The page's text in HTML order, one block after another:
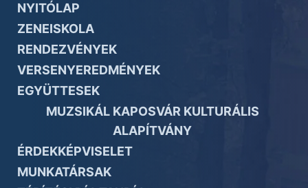
NYITÓLAP
ZENEISKOLA
RENDEZVÉNYEK
VERSENYEREDMÉNYEK
EGYÜTTESEK
MUZSIKÁL KAPOSVÁR KULTURÁLIS
ALAPÍTVÁNY
ÉRDEKKÉPVISELET
MUNKATÁRSAK